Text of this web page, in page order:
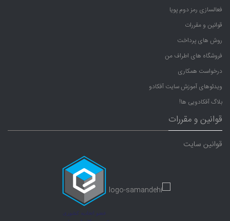
فعالسازی رمز دوم پویا
قوانین و مقررات
روش های پرداخت
فروشگاه های اطراف من
درخواست همکاری
ویدئوهای آموزش سایت آفکادو
بلاگ آفکادویی ها!
قوانین و مقررات
قوانین سایت